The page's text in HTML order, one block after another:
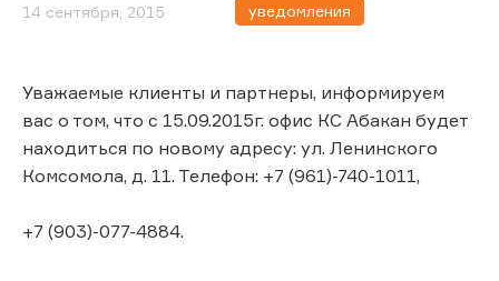
14 сентября, 2015 уведомления
Уважаемые клиенты и партнеры, информируем
вас о том, что с 15.09.2015г. офис КС Абакан будет
находиться по новому адресу: ул. Ленинского
Комсомола, д. 11. Телефон: +7 (961)-740-1011,
+7 (903)-077-4884.